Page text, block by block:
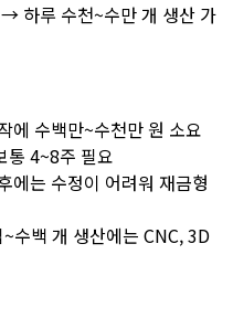
하루 수천~수만 개 생산 가
에 수백만~수천만 원 소요
통 4~8주 필요
에는 수정이 어려워 재금형
수백 개 생산에는 CNC, 3D